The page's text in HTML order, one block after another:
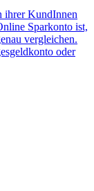
ihrer KundInnen
Sparkonto ist,
vergleichen.
oder